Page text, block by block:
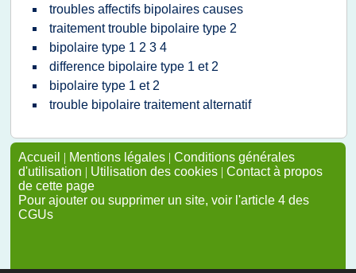
troubles affectifs bipolaires causes
traitement trouble bipolaire type 2
bipolaire type 1 2 3 4
difference bipolaire type 1 et 2
bipolaire type 1 et 2
trouble bipolaire traitement alternatif
Accueil | Mentions légales | Conditions générales
d'utilisation | Utilisation des cookies | Contact à propos
de cette page
Pour ajouter ou supprimer un site, voir l'article 4 des
CGUs